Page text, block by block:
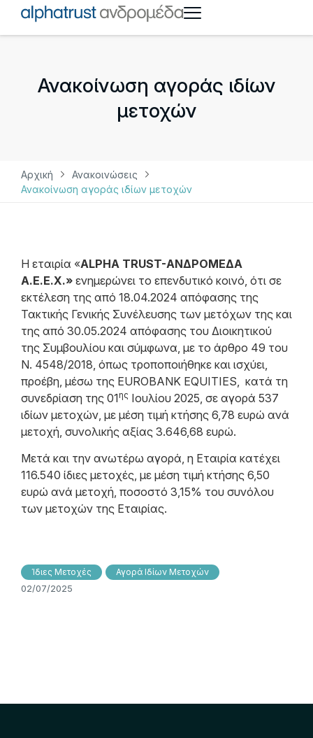
Ανακοίνωση αγοράς ιδίων
μετοχών
Αρχική
Ανακοινώσεις
Ανακοίνωση αγοράς ιδίων μετοχών
Η εταιρία «ALPHA TRUST-ΑΝΔΡΟΜΕΔΑ
Α.Ε.Ε.Χ.» ενημερώνει το επενδυτικό κοινό, ότι σε
εκτέλεση της από 18.04.2024 απόφασης της
Τακτικής Γενικής Συνέλευσης των μετόχων της και
της από 30.05.2024 απόφασης του Διοικητικού
της Συμβουλίου και σύμφωνα, με το άρθρο 49 του
N. 4548/2018, όπως τροποποιήθηκε και ισχύει,
προέβη, μέσω της EUROBANK EQUITIES, κατά τη
συνεδρίαση της 01ης Ιουλίου 2025, σε αγορά 537
ιδίων μετοχών, με μέση τιμή κτήσης 6,78 ευρώ ανά
μετοχή, συνολικής αξίας 3.646,68 ευρώ.
Μετά και την ανωτέρω αγορά, η Εταιρία κατέχει
116.540 ίδιες μετοχές, με μέση τιμή κτήσης 6,50
ευρώ ανά μετοχή, ποσοστό 3,15% του συνόλου
των μετοχών της Εταιρίας.
Ίδιες Μετοχές Αγορά Ιδίων Μετοχών
02/07/2025